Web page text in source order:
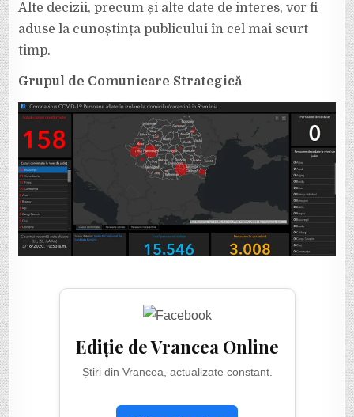
Alte decizii, precum și alte date de interes, vor fi
aduse la cunoștința publicului în cel mai scurt
timp.
Grupul de Comunicare Strategică
Ediție de Vrancea Online
Știri din Vrancea, actualizate constant.